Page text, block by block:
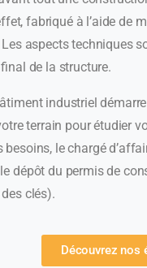
fabriqué à l’aide de
aspects techniques
de la structure.
industriel
terrain pour étudier
besoins, le chargé
dépôt du permis de
clés).
Découvrez nos